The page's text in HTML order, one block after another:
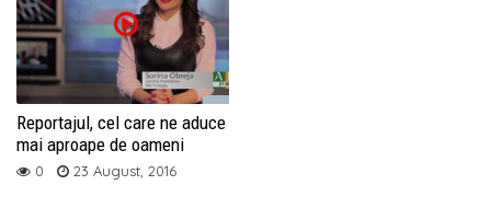
Reportajul, cel care ne aduce
mai aproape de oameni
0 23 August, 2016